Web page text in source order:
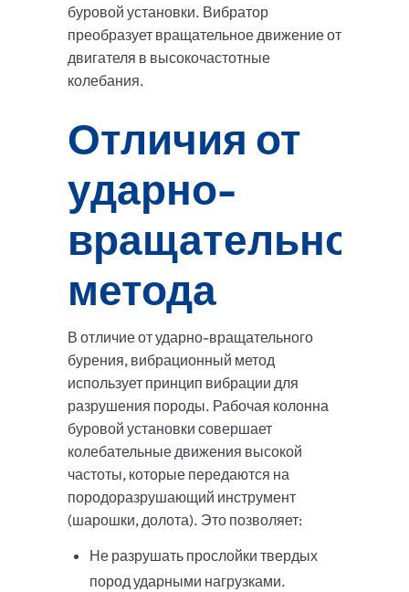
буровой установки. Вибратор
преобразует вращательное движение от
двигателя в высокочастотные
колебания.
Отличия от
ударно-
вращательного
метода
В отличие от ударно-вращательного
бурения, вибрационный метод
использует принцип вибрации для
разрушения породы. Рабочая колонна
буровой установки совершает
колебательные движения высокой
частоты, которые передаются на
породоразрушающий инструмент
(шарошки, долота). Это позволяет:
Не разрушать прослойки твердых
пород ударными нагрузками.